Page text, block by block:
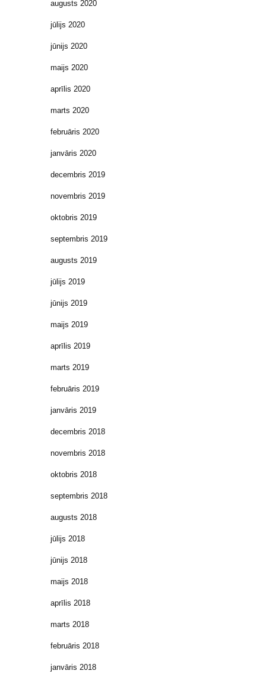
augusts 2020
jūlijs 2020
jūnijs 2020
maijs 2020
aprīlis 2020
marts 2020
februāris 2020
janvāris 2020
decembris 2019
novembris 2019
oktobris 2019
septembris 2019
augusts 2019
jūlijs 2019
jūnijs 2019
maijs 2019
aprīlis 2019
marts 2019
februāris 2019
janvāris 2019
decembris 2018
novembris 2018
oktobris 2018
septembris 2018
augusts 2018
jūlijs 2018
jūnijs 2018
maijs 2018
aprīlis 2018
marts 2018
februāris 2018
janvāris 2018